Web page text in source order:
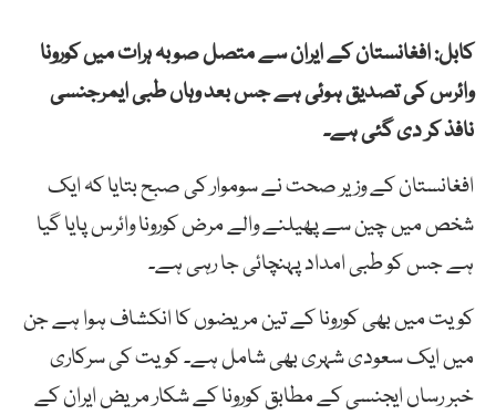
کابل: افغانستان کے ایران سے متصل صوبہ ہرات میں کورونا
وائرس کی تصدیق ہوئی ہے جس بعد وہاں طبی ایمرجنسی
نافذ کر دی گئی ہے۔
افغانستان کے وزیر صحت نے سوموار کی صبح بتایا کہ ایک
شخص میں چین سے پھیلنے والے مرض کورونا وائرس پایا گیا
ہے جس کو طبی امداد پہنچائی جا رہی ہے۔
کویت میں بھی کورونا کے تین مریضوں کا انکشاف ہوا ہے جن
میں ایک سعودی شہری بھی شامل ہے۔ کویت کی سرکاری
خبر رساں ایجنسی کے مطابق کورونا کے شکار مریض ایران کے